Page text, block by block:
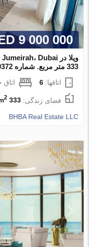
9 000 000 AED
333 متر مربع. شماره 289372
اتاقها:6
فضای زندگی:333 m
2
BHBA Real Estate LLC